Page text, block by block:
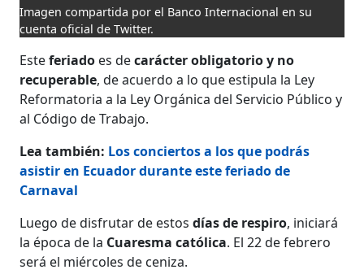
Imagen compartida por el Banco Internacional en su
cuenta oficial de Twitter.
Esteferiado es decarácter obligatorio y no
recuperable, de acuerdo a lo que estipula la Ley
Reformatoria a la Ley Orgánica del Servicio Público y
al Código de Trabajo.
Lea también: Los conciertos a los que podrás
asistir en Ecuador durante este feriado de
Carnaval
Luego de disfrutar de estosdías de respiro, iniciará
la época de la Cuaresma católica. El 22 de febrero
será el miércoles de ceniza.